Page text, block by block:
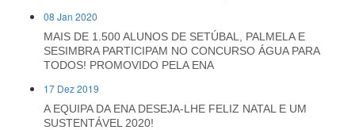
08 Jan 2020
MAIS DE 1.500 ALUNOS DE SETÚBAL, PALMELA E
SESIMBRA PARTICIPAM NO CONCURSO ÁGUA PARA
TODOS! PROMOVIDO PELA ENA
17 Dez 2019
A EQUIPA DA ENA DESEJA-LHE FELIZ NATAL E UM
SUSTENTÁVEL 2020!